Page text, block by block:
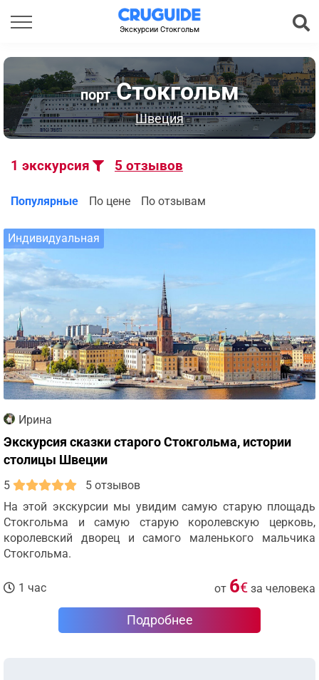
Экскурсии Стокгольм
портСтокгольм
Швеция
1 экскурсия 5 отзывов
Популярные По цене По отзывам
Индивидуальная
Ирина
Экскурсия сказки старого Стокгольма, истории
столицы Швеции
5
5 отзывов
На этой экскурсии мы увидим самую старую площадь
Стокгольма и самую старую королевскую церковь,
королевский дворец и самого маленького мальчика
Стокгольма.
1 час от 6€ за человека
Подробнее